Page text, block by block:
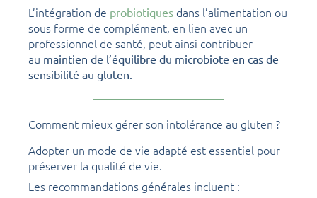
L’intégration de probiotiques dans l’alimentation ou
sous forme de complément, en lien avec un
professionnel de santé, peut ainsi contribuer
au maintien de l’équilibre du microbiote en cas de
sensibilité au gluten.
Comment mieux gérer son intolérance au gluten ?
Adopter un mode de vie adapté est essentiel pour
préserver la qualité de vie.
Les recommandations générales incluent :